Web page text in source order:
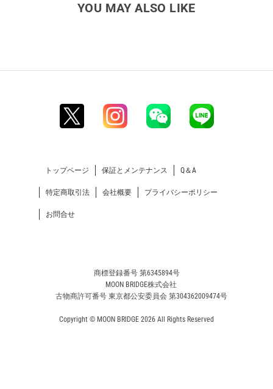
YOU MAY ALSO LIKE
トップページ 保証とメンテナンス Q＆A
特定商取引法 会社概要 プライバシーポリシー
お問合せ
商標登録番号 第6345894号
MOON BRIDGE株式会社
古物商許可番号 東京都公安委員会 第304362009474号
Copyright © MOON BRIDGE 2026 All Rights Reserved